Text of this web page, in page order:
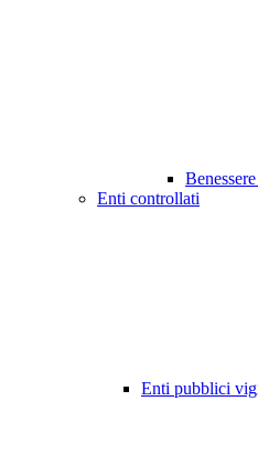
Enti controllati
Enti pubblici